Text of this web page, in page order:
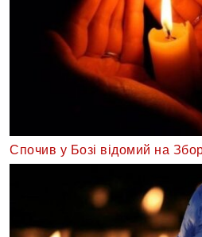
Спочив у Бозі відомий на